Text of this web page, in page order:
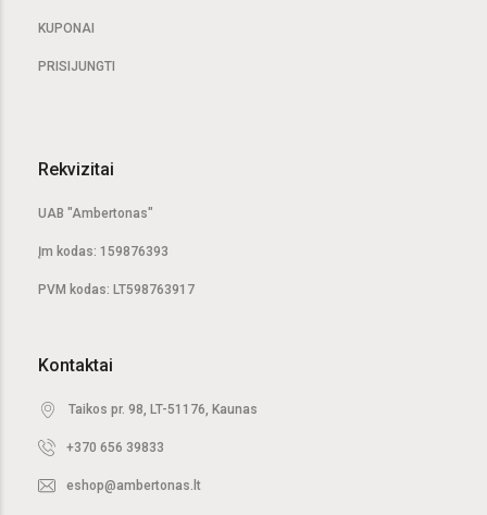
KUPONAI
PRISIJUNGTI
Rekvizitai
UAB "Ambertonas"
Įm kodas: 159876393
PVM kodas: LT598763917
Kontaktai
Taikos pr. 98, LT-51176, Kaunas
+370 656 39833
eshop@ambertonas.lt